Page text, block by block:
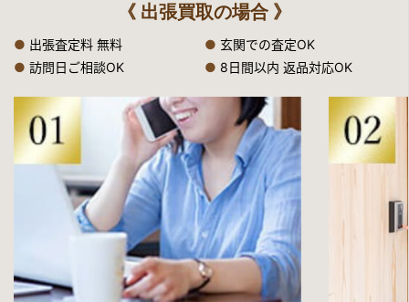
《 出張買取の場合 》
● 出張査定料 無料 ● 玄関での査定OK
● 訪問日ご相談OK ● 8日間以内 返品対応OK